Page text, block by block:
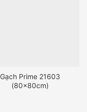
Gạch Prime 21603
(80x80cm)